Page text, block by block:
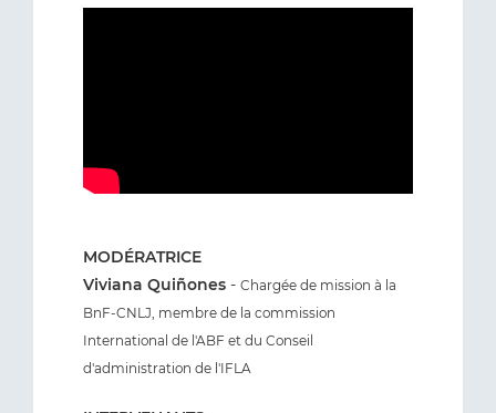
MODÉRATRICE
Viviana Quiñones - Chargée de mission à la
BnF-CNLJ, membre de la commission
International de l'ABF et du Conseil
d'administration de l'IFLA